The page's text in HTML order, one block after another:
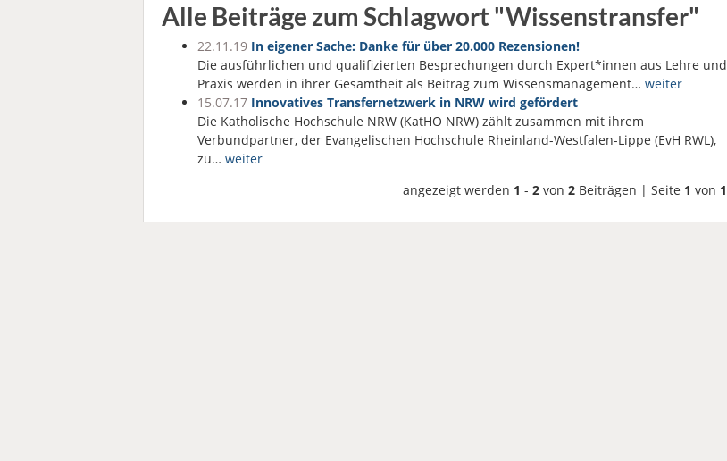
Alle Beiträge zum Schlagwort "Wissenstransfer"
22.11.19 In eigener Sache: Danke für über 20.000 Rezensionen!
Die ausführlichen und qualifizierten Besprechungen durch Expert*innen aus Lehre und
Praxis werden in ihrer Gesamtheit als Beitrag zum Wissensmanagement… weiter
15.07.17 Innovatives Transfernetzwerk in NRW wird gefördert
Die Katholische Hochschule NRW (KatHO NRW) zählt zusammen mit ihrem
Verbundpartner, der Evangelischen Hochschule Rheinland-Westfalen-Lippe (EvH RWL),
zu… weiter
angezeigt werden 1 - 2 von 2 Beiträgen | Seite 1 von 1